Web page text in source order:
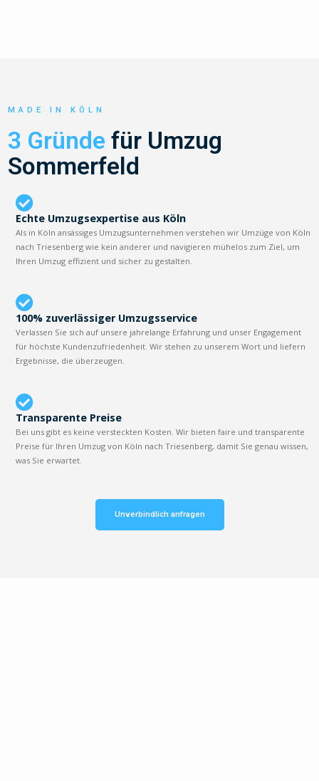
MADE IN KÖLN
3 Gründe für Umzug
Sommerfeld
Echte Umzugsexpertise aus Köln
Als in Köln ansässiges Umzugsunternehmen verstehen wir Umzüge von Köln
nach Triesenberg wie kein anderer und navigieren mühelos zum Ziel, um
Ihren Umzug effizient und sicher zu gestalten.
100% zuverlässiger Umzugsservice
Verlassen Sie sich auf unsere jahrelange Erfahrung und unser Engagement
für höchste Kundenzufriedenheit. Wir stehen zu unserem Wort und liefern
Ergebnisse, die überzeugen.
Transparente Preise
Bei uns gibt es keine versteckten Kosten. Wir bieten faire und transparente
Preise für Ihren Umzug von Köln nach Triesenberg, damit Sie genau wissen,
was Sie erwartet.
Unverbindlich anfragen